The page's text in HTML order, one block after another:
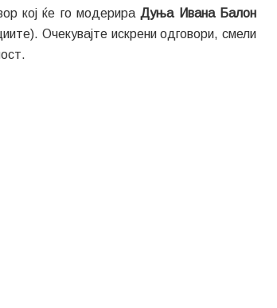
кој ќе го модерираДуња Ивана Балон
Очекувајте искрени одговори, смели